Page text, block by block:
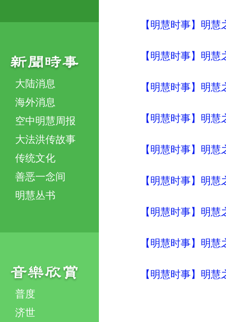
大陆消息
海外消息
空中明慧周报
大法洪传故事
传统文化
善恶一念间
明慧丛书
普度
济世
【明慧时事】明
【明慧时事】明
【明慧时事】明
【明慧时事】明
【明慧时事】明
【明慧时事】明
【明慧时事】明
【明慧时事】明
【明慧时事】明